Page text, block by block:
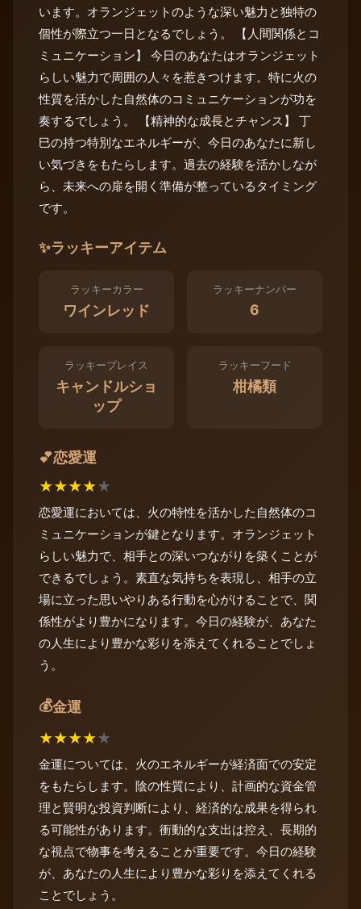
います。オランジェットのような深い魅力と独特の
個性が際立つ一日となるでしょう。 【人間関係とコ
ミュニケーション】 今日のあなたはオランジェット
らしい魅力で周囲の人々を惹きつけます。特に火の
性質を活かした自然体のコミュニケーションが功を
奏するでしょう。 【精神的な成長とチャンス】 丁
巳の持つ特別なエネルギーが、今日のあなたに新し
い気づきをもたらします。過去の経験を活かしなが
ら、未来への扉を開く準備が整っているタイミング
です。
✨ラッキーアイテム
ラッキーカラー
ワインレッド
ラッキーナンバー
6
ラッキープレイス
キャンドルショ
ップ
ラッキーフード
柑橘類
💕恋愛運
★★★★★
恋愛運においては、火の特性を活かした自然体のコ
ミュニケーションが鍵となります。オランジェット
らしい魅力で、相手との深いつながりを築くことが
できるでしょう。素直な気持ちを表現し、相手の立
場に立った思いやりある行動を心がけることで、関
係性がより豊かになります。今日の経験が、あなた
の人生により豊かな彩りを添えてくれることでしょ
う。
💰金運
★★★★★
金運については、火のエネルギーが経済面での安定
をもたらします。陰の性質により、計画的な資金管
理と賢明な投資判断により、経済的な成果を得られ
る可能性があります。衝動的な支出は控え、長期的
な視点で物事を考えることが重要です。今日の経験
が、あなたの人生により豊かな彩りを添えてくれる
ことでしょう。